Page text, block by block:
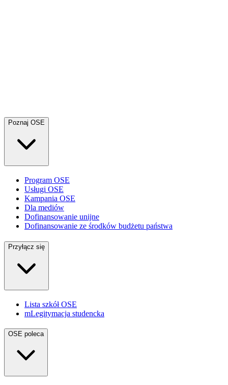
Poznaj OSE
Program OSE
Usługi OSE
Kampania OSE
Dla mediów
Dofinansowanie unijne
Dofinansowanie ze środków budżetu państwa
Przyłącz się
Lista szkół OSE
mLegitymacja studencka
OSE poleca